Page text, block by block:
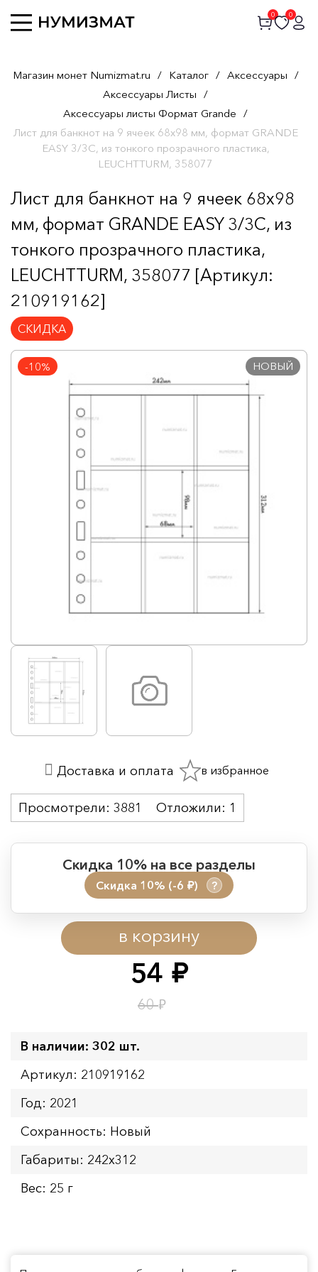
0 0
Магазин монет Numizmat.ru / Каталог / Аксессуары /
Аксессуары Листы /
Аксессуары листы Формат Grande /
Лист для банкнот на 9 ячеек 68х98 мм, формат GRANDE
EASY 3/3C, из тонкого прозрачного пластика,
LEUCHTTURM, 358077
Лист для банкнот на 9 ячеек 68х98
мм, формат GRANDE EASY 3/3C, из
тонкого прозрачного пластика,
LEUCHTTURM, 358077 [Артикул:
210919162]
СКИДКА
-10% НОВЫЙ
54 руб.
60₽
в корзину
Скидка 10% на все разделы
Скидка 10% (-6 руб.) ?
Период действия акции:
Начало:
08.08.2026 00:01
Окончание:
09.08.2026 23:59
Время до окончания:
Просмотрели: 3881 Отложили: 1
Доставка и оплата в избранное
В наличии: 302 шт.
Артикул: 210919162
Год: 2021
Сохранность: Новый
Габариты: 242х312
Вес: 25 г